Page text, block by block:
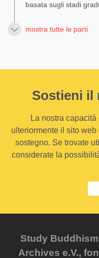
basata sugli stadi
mostra tutte le parti
Sostieni il
La nostra
ulteriormente il sito
sostegno. Se trovate
considerate la
Study
Archives e.V.,